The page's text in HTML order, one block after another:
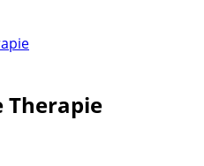
Therapie